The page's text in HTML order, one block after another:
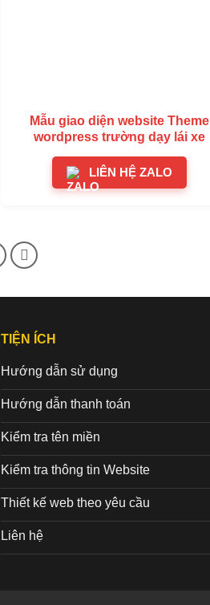
Mẫu giao diện website Theme
wordpress trường dạy lái xe
LIÊN HỆ ZALO
TIỆN ÍCH
Hướng dẫn sử dụng
Hướng dẫn thanh toán
Kiểm tra tên miền
Kiểm tra thông tin Website
Thiết kế web theo yêu cầu
Liên hệ